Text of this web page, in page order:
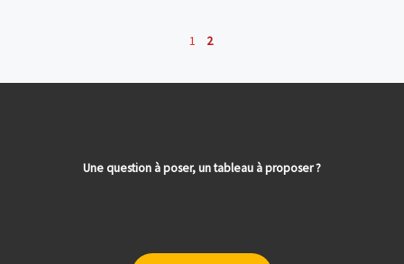
1 2
Une question à poser, un tableau à proposer ?